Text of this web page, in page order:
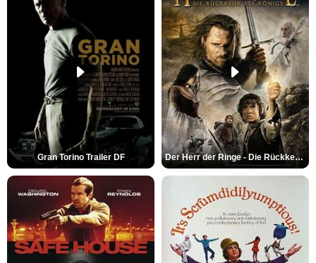
Gran Torino Trailer DF Der Herr der Ringe - Die Rückkehr des Königs Trailer OV